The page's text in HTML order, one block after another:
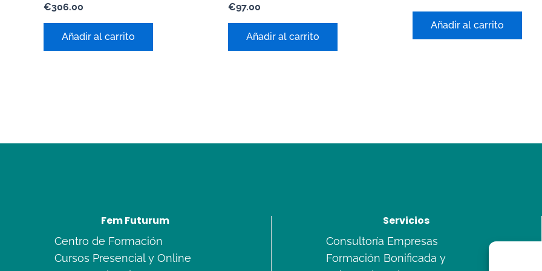
Valorado
con
0
€306.00
Añadir al carrito
Valorado
con
0
€97.00
Añadir al carrito
con
0
Añadir al carrito
Fem Futurum
Centro de Formación
Cursos Presencial y Online
Servicios
Consultoría Empresas
Formación Bonificada y